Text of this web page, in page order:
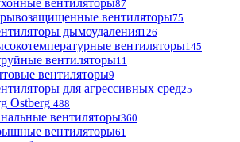
вентиляторы87
вентиляторы75
дымоудаления126
вентиляторы145
вентиляторы11
вентиляторы9
для агрессивных сред25
Ostberg 488
вентиляторы360
вентиляторы61